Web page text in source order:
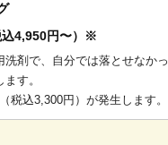
込4,950円〜）※
洗剤で、自分では落とせなか
す。
税込3,300円）が発生します。